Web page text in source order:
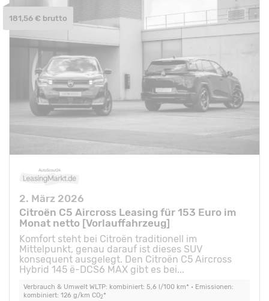
2. März 2026
Citroën C5 Aircross Leasing für 153 Euro im
Monat netto [Vorlauffahrzeug]
Komfort steht bei Citroën traditionell im
Mittelpunkt, genau darauf ist dieses SUV
konsequent ausgelegt. Den Citroën C5 Aircross
Hybrid 145 ë-DCS6 MAX gibt es bei...
Verbrauch & Umwelt WLTP: kombiniert: 5,6 l/100 km* • Emissionen:
kombiniert: 126 g/km CO2*
181,56 € brutto